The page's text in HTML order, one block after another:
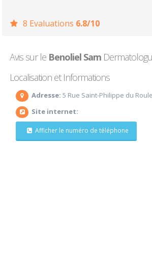
8 Evaluations 6.8/10
Avis sur le Benoliel Sam
Localisation et Informations
Adresse: 5 Rue Saint-Philippe du
Site internet:
Afficher le numéro de téléphone